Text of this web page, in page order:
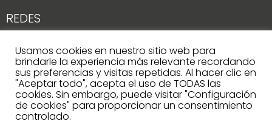
REDES
Copyright © 2022 OISIDE
Usamos cookies en nuestro sitio web para
brindarle la experiencia más relevante recordando
sus preferencias y visitas repetidas. Al hacer clic en
"Aceptar todo", acepta el uso de TODAS las
cookies. Sin embargo, puede visitar "Configuración
de cookies" para proporcionar un consentimiento
controlado.